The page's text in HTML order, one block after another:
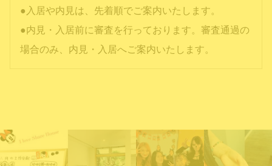
●入居や内見は、先着順でご案内いたします。
●内見・入居前に審査を行っております。審査通過の
場合のみ、内見・入居へご案内いたします。